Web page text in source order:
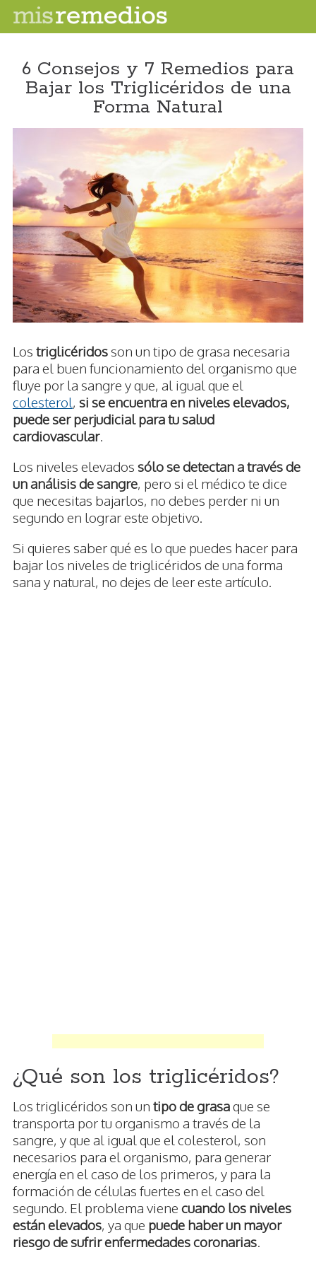
6 Consejos y 7 Remedios para
Bajar los Triglicéridos de una
Forma Natural
Los triglicéridosson un tipo de grasa necesaria
para el buen funcionamiento del organismo que
fluye por la sangre y que, al igual que el
colesterol, si se encuentra en niveles elevados,
puede ser perjudicial para tu salud
cardiovascular.
Los niveles elevados sólo se detectan a través de
un análisis de sangre, pero si el médico te dice
que necesitas bajarlos, no debes perder ni un
segundo en lograr este objetivo.
Si quieres saber qué es lo que puedes hacer para
bajar los niveles de triglicéridos de una forma
sana y natural, no dejes de leer este artículo.
¿Qué son los triglicéridos?
Los triglicéridos son un tipo de grasaque se
transporta por tu organismo a través de la
sangre, y que al igual que el colesterol, son
necesarios para el organismo, para generar
energía en el caso de los primeros, y para la
formación de células fuertes en el caso del
segundo. El problema viene cuando los niveles
están elevados, ya que puede haber un mayor
riesgo de sufrir enfermedades coronarias.